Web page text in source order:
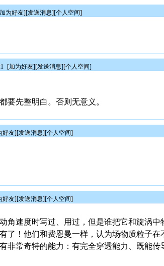
为好友][发送消息][个人空间]
[加为好友][发送消息][个人空间]
要先整明白。否则无意义。
好友][发送消息][个人空间]
好友][发送消息][个人空间]
角速度时写过、用过，但是谁把它和旋涡
了！他们和费恩曼一样，认为场物质粒子
非常奇特的能力：有完全穿透能力、既能